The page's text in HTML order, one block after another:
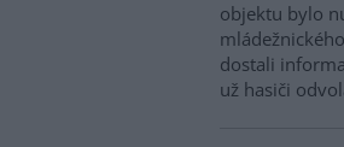
objektu bylo
dostali
už hasiči